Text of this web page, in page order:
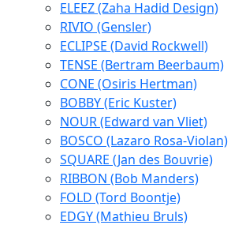
ELEEZ (Zaha Hadid Design)
RIVIO (Gensler)
ECLIPSE (David Rockwell)
TENSE (Bertram Beerbaum)
CONE (Osiris Hertman)
BOBBY (Eric Kuster)
NOUR (Edward van Vliet)
BOSCO (Lazaro Rosa-Violan)
SQUARE (Jan des Bouvrie)
RIBBON (Bob Manders)
FOLD (Tord Boontje)
EDGY (Mathieu Bruls)